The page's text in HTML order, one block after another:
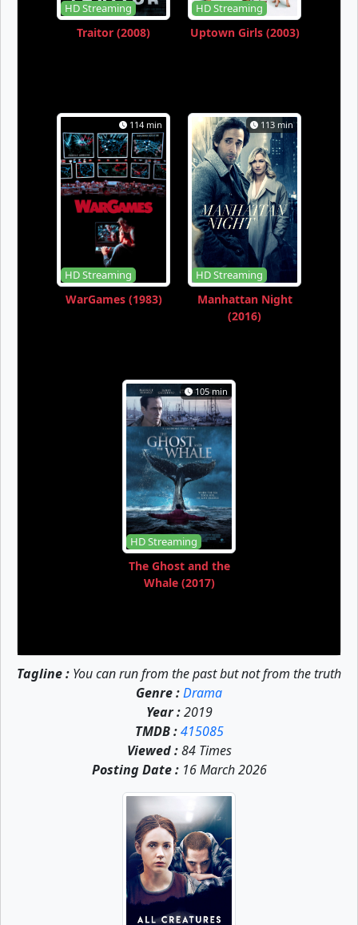
HD Streaming
Traitor (2008)
HD Streaming
Uptown Girls (2003)
114 min
HD Streaming
WarGames (1983)
113 min
HD Streaming
Manhattan Night
(2016)
105 min
HD Streaming
The Ghost and the
Whale (2017)
Tagline : You can run from the past but not from the truth
Genre :Drama
Year :2019
TMDB : 415085
Viewed :84 Times
Posting Date :16 March 2026